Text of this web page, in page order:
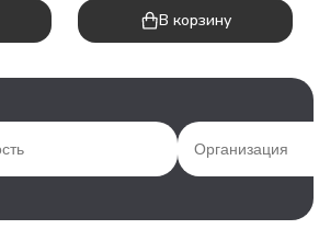
В корзину